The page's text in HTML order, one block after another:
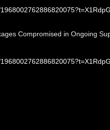
Compromised in Ongoing